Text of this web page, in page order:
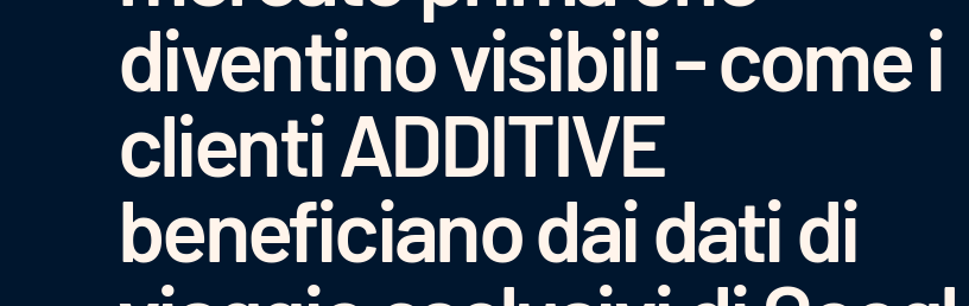
diventino visibili - come i
clienti ADDITIVE
beneficiano dai dati di